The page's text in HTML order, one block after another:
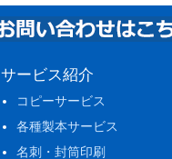
サービス紹介
コピーサービス
各種製本サービス
名刺・封筒印刷